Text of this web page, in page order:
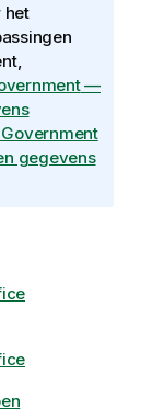
het
,
—
gegevens